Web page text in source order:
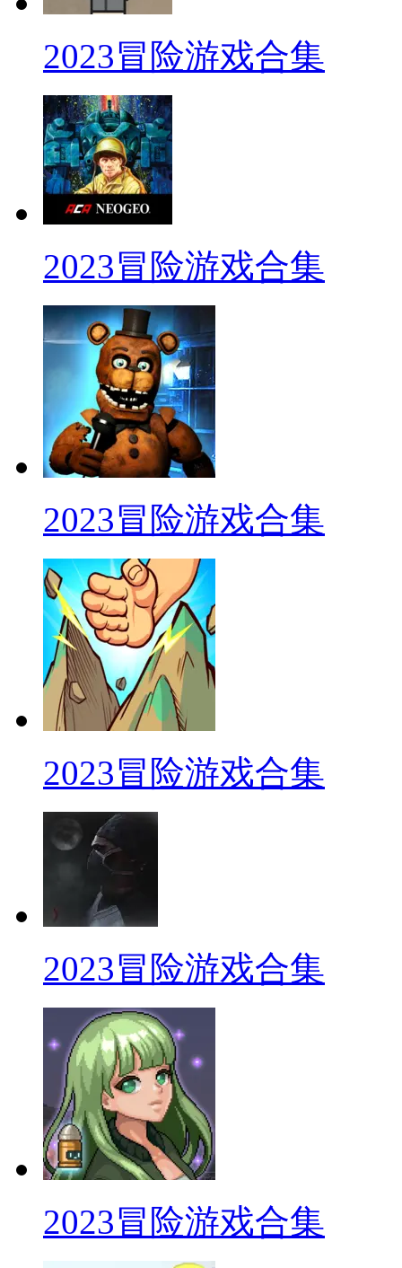
2023冒险游戏合集
2023冒险游戏合集
2023冒险游戏合集
2023冒险游戏合集
2023冒险游戏合集
2023冒险游戏合集